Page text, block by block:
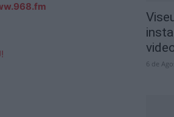
6 de